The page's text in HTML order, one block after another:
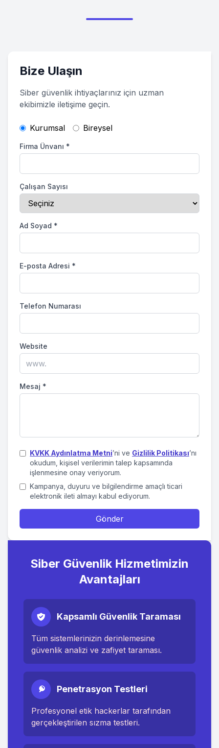
Bize Ulaşın
Siber güvenlik ihtiyaçlarınız için uzman
ekibimizle iletişime geçin.
Kurumsal Bireysel
Firma Ünvanı *
Çalışan Sayısı
Ad Soyad *
E-posta Adresi *
Telefon Numarası
Website
Mesaj *
KVKK Aydınlatma Metni’ni ve Gizlilik Politikası’nı
okudum, kişisel verilerimin talep kapsamında
işlenmesine onay veriyorum.
Kampanya, duyuru ve bilgilendirme amaçlı ticari
elektronik ileti almayı kabul ediyorum.
Gönder
Siber Güvenlik Hizmetimizin
Avantajları
Kapsamlı Güvenlik Taraması
Tüm sistemlerinizin derinlemesine
güvenlik analizi ve zafiyet taraması.
Penetrasyon Testleri
Profesyonel etik hackerlar tarafından
gerçekleştirilen sızma testleri.